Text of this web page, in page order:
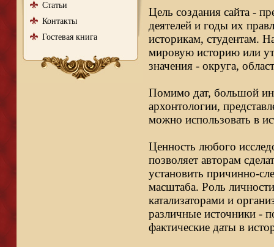
Статьи
Контакты
Гостевая книга
Цель создания сайта -
деятелей и годы их
историкам, студентам.
мировую историю или
значения - округа,
Помимо дат, большой
архонтологии,
можно использовать в
Ценность любого
позволяет авторам
установить причинно-
масштаба. Роль
катализаторами и
различные источники -
фактические даты в